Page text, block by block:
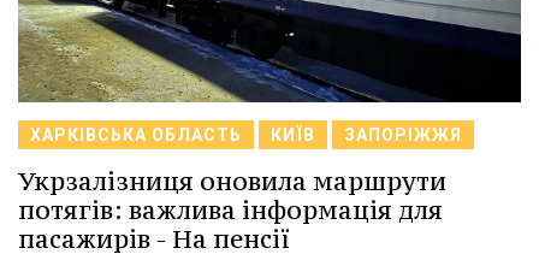
ХАРКІВСЬКА ОБЛАСТЬ КИЇВ ЗАПОРІЖЖЯ
Укрзалізниця оновила маршрути
потягів: важлива інформація для
пасажирів - На пенсії